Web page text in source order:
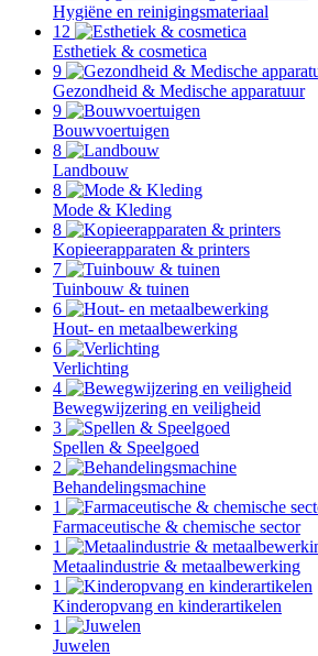
Hygiëne en reinigingsmateriaal
12
Esthetiek & cosmetica
9
Gezondheid & Medische apparatuur
9
Bouwvoertuigen
8
Landbouw
8
Mode & Kleding
8
Kopieerapparaten & printers
7
Tuinbouw & tuinen
6
Hout- en metaalbewerking
6
Verlichting
4
Bewegwijzering en veiligheid
3
Spellen & Speelgoed
2
Behandelingsmachine
1
Farmaceutische & chemische sector
1
Metaalindustrie & metaalbewerking
1
Kinderopvang en kinderartikelen
1
Juwelen